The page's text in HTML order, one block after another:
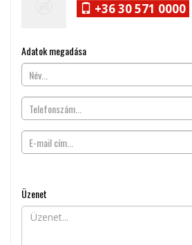
+36 30 571 0000
Adatok megadása
Üzenet